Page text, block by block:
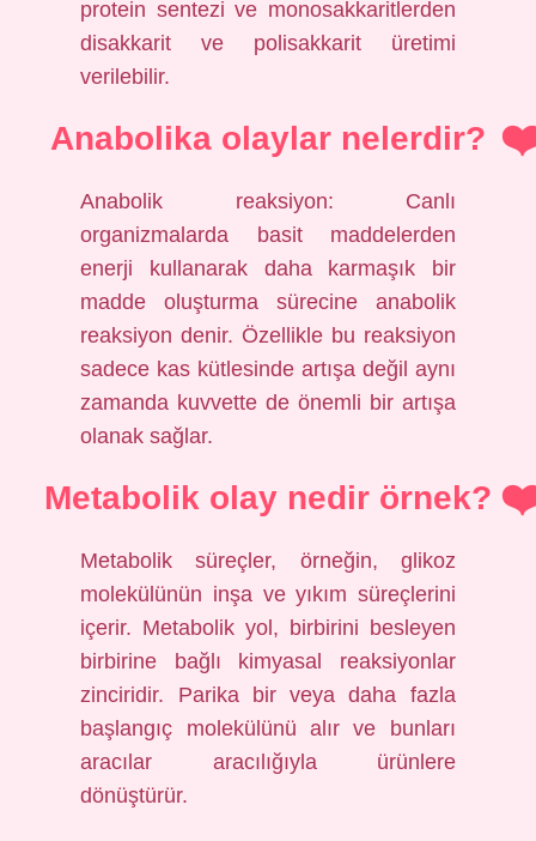
protein sentezi ve monosakkaritlerden
disakkarit ve polisakkarit üretimi
verilebilir.
Anabolika olaylar nelerdir?
Anabolik reaksiyon: Canlı
organizmalarda basit maddelerden
enerji kullanarak daha karmaşık bir
madde oluşturma sürecine anabolik
reaksiyon denir. Özellikle bu reaksiyon
sadece kas kütlesinde artışa değil aynı
zamanda kuvvette de önemli bir artışa
olanak sağlar.
Metabolik olay nedir örnek?
Metabolik süreçler, örneğin, glikoz
molekülünün inşa ve yıkım süreçlerini
içerir. Metabolik yol, birbirini besleyen
birbirine bağlı kimyasal reaksiyonlar
zinciridir. Parika bir veya daha fazla
başlangıç ​​molekülünü alır ve bunları
aracılar aracılığıyla ürünlere
dönüştürür.